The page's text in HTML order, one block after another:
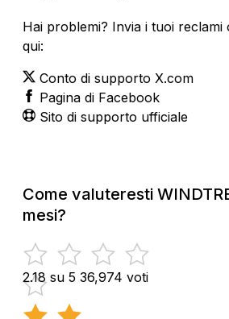
Hai problemi? Invia i tuoi
qui:
Conto di supporto X.com
Pagina di Facebook
Sito di supporto ufficiale
Come valuteresti
mesi?
2.18 su 5 36,974 voti